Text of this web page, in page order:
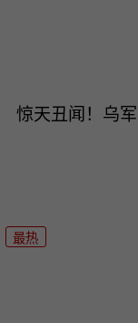
惊天丑闻！乌
最热